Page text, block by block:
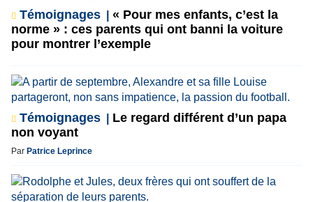
Témoignages
« Pour mes enfants, c’est la
norme » : ces parents qui ont banni la voiture
pour montrer l’exemple
Témoignages
Le regard différent d’un papa
non voyant
Par Patrice Leprince